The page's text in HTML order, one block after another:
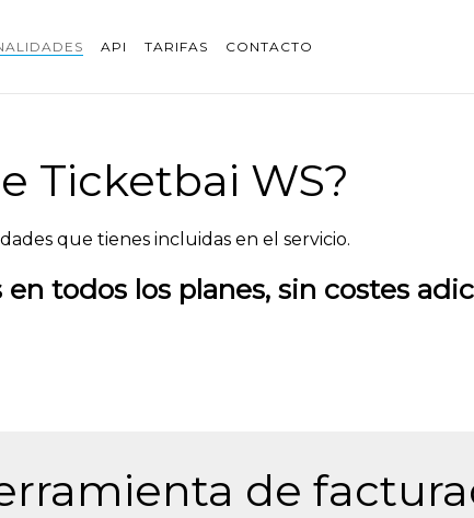
API TARIFAS CONTACTO
Ticketbai WS?
que tienes incluidas en el servicio.
todos los planes, sin costes
de